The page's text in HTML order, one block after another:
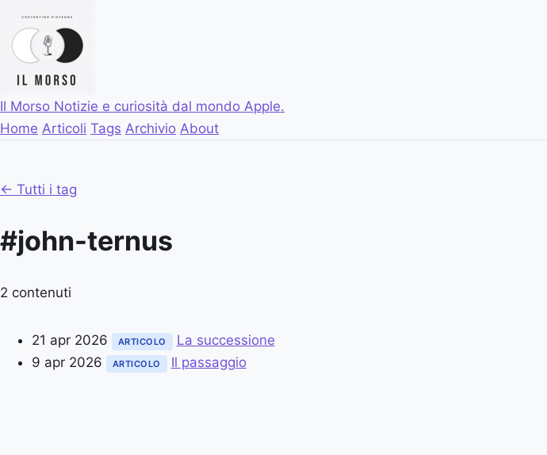
Il Morso Notizie e curiosità dal mondo Apple.
Home Articoli Tags Archivio About
← Tutti i tag
#john-ternus
2 contenuti
21 apr 2026 ARTICOLO
La successione
9 apr 2026
ARTICOLO Il passaggio